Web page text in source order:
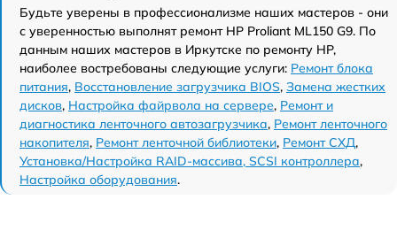
Будьте уверены в профессионализме наших мастеров - они
с уверенностью выполнят ремонт HP Proliant ML150 G9. По
данным наших мастеров в Иркутске по ремонту HP,
наиболее востребованы следующие услуги: Ремонт блока
питания, Восстановление загрузчика BIOS, Замена жестких
дисков, Настройка файрвола на сервере, Ремонт и
диагностика ленточного автозагрузчика, Ремонт ленточного
накопителя, Ремонт ленточной библиотеки, Ремонт СХД,
Установка/Настройка RAID-массива, SCSI контроллера,
Настройка оборудования.